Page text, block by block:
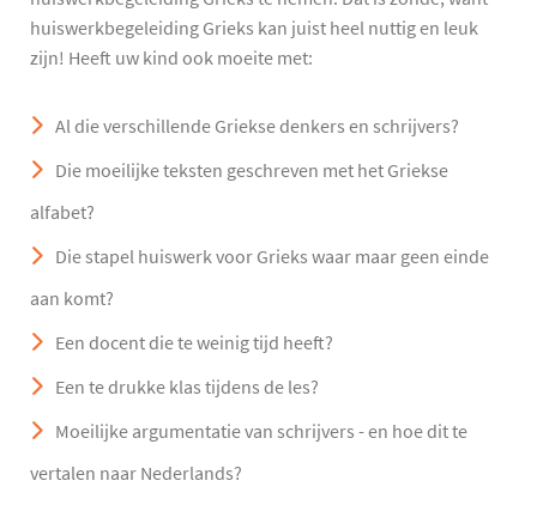
huiswerkbegeleiding Grieks kan juist heel nuttig en leuk
zijn! Heeft uw kind ook moeite met:
Al die verschillende Griekse denkers en schrijvers?
Die moeilijke teksten geschreven met het Griekse
alfabet?
Die stapel huiswerk voor Grieks waar maar geen einde
aan komt?
Een docent die te weinig tijd heeft?
Een te drukke klas tijdens de les?
Moeilijke argumentatie van schrijvers - en hoe dit te
vertalen naar Nederlands?